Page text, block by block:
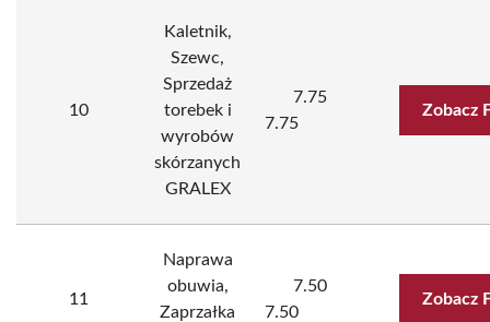
10
Kaletnik,
Szewc,
Sprzedaż
torebek i
wyrobów
skórzanych
GRALEX
7.75
7.75
Zobacz
11
Naprawa
obuwia,
Zaprzałka
7.50
7.50
Zobacz